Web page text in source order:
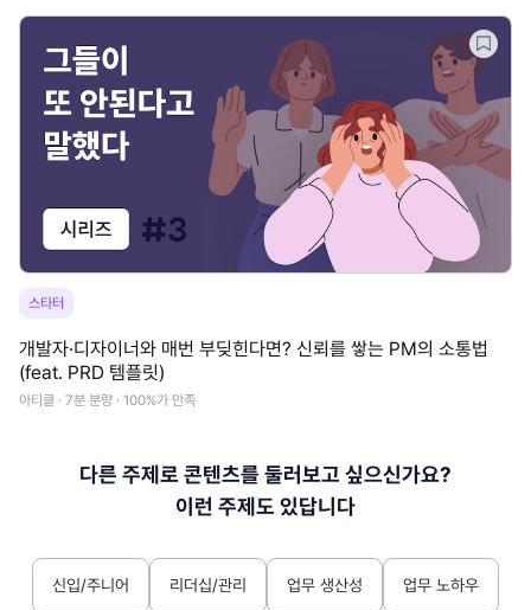
스타터
개발자·디자이너와 매번 부딪힌다면? 신뢰를 쌓는 PM의 소통법
(feat. PRD 템플릿)
아티클 · 7분 분량 · 100%가 만족
다른 주제로 콘텐츠를 둘러보고 싶으신가요?
이런 주제도 있답니다
신입/주니어 리더십/관리 업무 생산성 업무 노하우